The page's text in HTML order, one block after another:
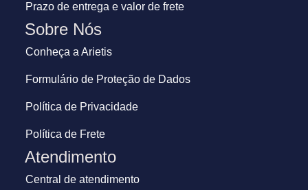
Prazo de entrega e valor de frete
Sobre Nós
Conheça a Arietis
Formulário de Proteção de Dados
Política de Privacidade
Política de Frete
Atendimento
Central de atendimento